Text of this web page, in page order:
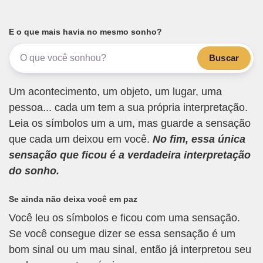
E o que mais havia no mesmo sonho?
Buscar
Um acontecimento, um objeto, um lugar, uma
pessoa... cada um tem a sua própria interpretação.
Leia os símbolos um a um, mas guarde a sensação
que cada um deixou em você. No fim, essa única
sensação que ficou é a verdadeira interpretação
do sonho.
Se ainda não deixa você em paz
Você leu os símbolos e ficou com uma sensação.
Se você consegue dizer se essa sensação é um
bom sinal ou um mau sinal, então já interpretou seu